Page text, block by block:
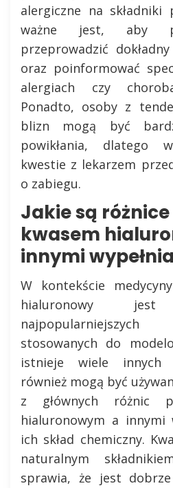
alergiczne na składniki
ważne jest, aby
przeprowadzić
oraz poinformować
alergiach czy
Ponadto, osoby z
blizn mogą być
powikłania, dlatego
kwestie z lekarzem
o zabiegu.
Jakie są
kwasem
innymi
W kontekście
hialuronowy
stosowanych do
istnieje wiele innych
również mogą być
z głównych różnic
hialuronowym a innymi
ich skład chemiczny.
naturalnym
sprawia, że jest